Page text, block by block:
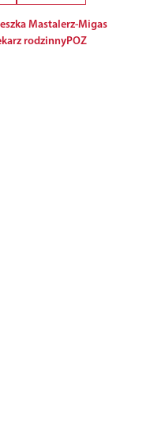
Mastalerz-Migas
rodzinnyPOZ